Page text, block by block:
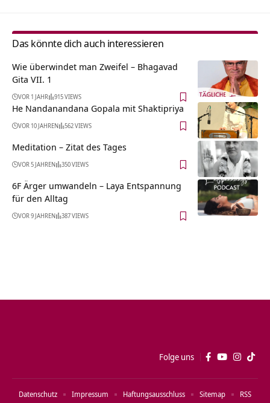
Das könnte dich auch interessieren
Wie überwindet man Zweifel – Bhagavad
Gita VII. 1
VOR 1 JAHR 915 VIEWS
He Nandanandana Gopala mit Shaktipriya
VOR 10 JAHREN 562 VIEWS
Meditation – Zitat des Tages
VOR 5 JAHREN 350 VIEWS
6F Ärger umwandeln – Laya Entspannung
für den Alltag
VOR 9 JAHREN 387 VIEWS
Folge uns
Datenschutz Impressum Haftungsausschluss Sitemap RSS